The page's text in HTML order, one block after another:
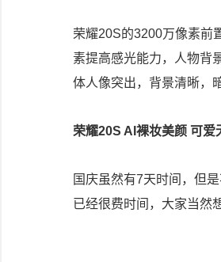
荣耀20S的3200万像素前
素提高感光能力，人物背
体人像突出，背景清晰，
荣耀20S AI裸妆美颜 可爱
国庆虽然有7天时间，但
已经很费时间，大家当然